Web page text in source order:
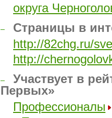
округа
–
Страницы в
http://82chg.ru/
http://
–
Участвует в
Первых»
Профессионалы